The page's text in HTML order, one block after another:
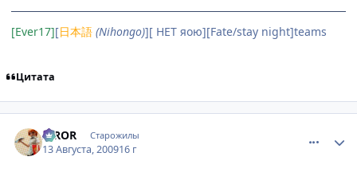
[Ever17][日本語 (Nihongo)][ НЕТ яою][Fate/stay night]teams
Цитата
IRROR Старожилы
13 Августа, 200916 г